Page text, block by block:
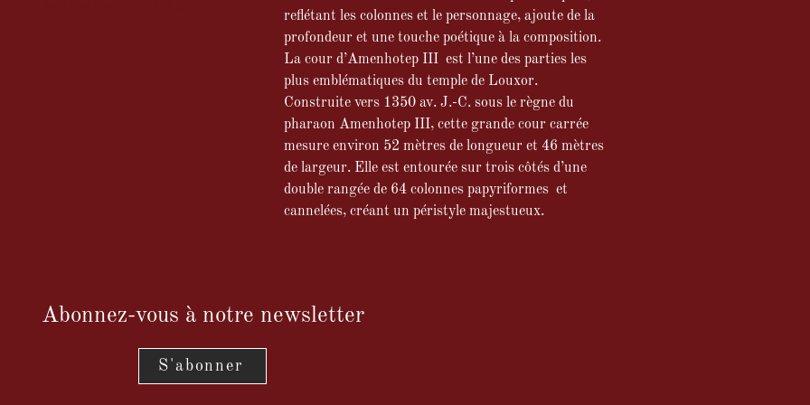
reflétant les colonnes et le personnage, ajoute de la
profondeur et une touche poétique à la composition.
La cour d’Amenhotep III est l’une des parties les
plus emblématiques du temple de Louxor.
Construite vers 1350 av. J.-C. sous le règne du
pharaon Amenhotep III, cette grande cour carrée
mesure environ 52 mètres de longueur et 46 mètres
de largeur. Elle est entourée sur trois côtés d’une
double rangée de 64 colonnes papyriformes et
cannelées, créant un péristyle majestueux.
Abonnez-vous à notre newsletter
S'abonner